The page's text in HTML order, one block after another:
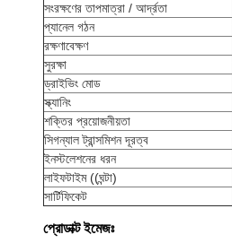
সংরক্ষণের তাপমাত্রা / আর্দ্রতা
প্যানেল গঠন
রক্ষণাবেক্ষণ
সুরক্ষা
ড্রাইভিং মোড
স্ক্যানিং
শক্তির প্রয়োজনীয়তা
সিগন্যাল ট্রান্সমিশন দূরত্ব
ইনস্টলেশনের ধরন
লাইফটাইম ((ঘন্টা)
সার্টিফিকেট
প্রোডাক্ট ইমেজঃ